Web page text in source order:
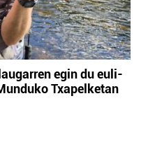
egin du euli-
Txapelketan